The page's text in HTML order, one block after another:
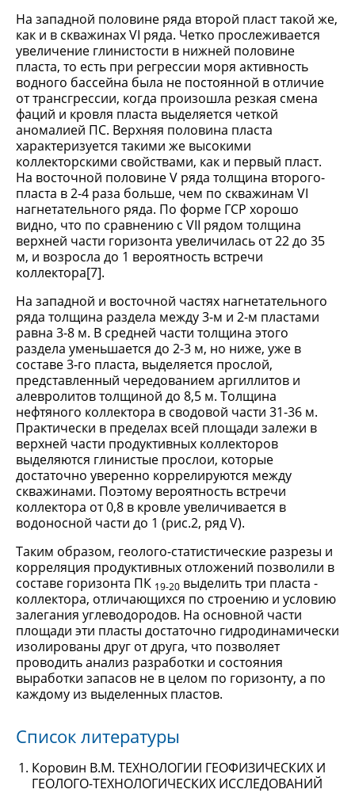
На западной половине ряда второй пласт такой же,
как и в скважинах VI ряда. Четко прослеживается
увеличение глинистости в нижней половине
пласта, то есть при регрессии моря активность
водного бассейна была не постоянной в отличие
от трансгрессии, когда произошла резкая смена
фаций и кровля пласта выделяется четкой
аномалией ПС. Верхняя половина пласта
характеризуется такими же высокими
коллекторскими свойствами, как и первый пласт.
На восточной половине V ряда толщина второго-
пласта в 2-4 раза больше, чем по скважинам VI
нагнетательного ряда. По форме ГСР хорошо
видно, что по сравнению с VII рядом толщина
верхней части горизонта увеличилась от 22 до 35
м, и возросла до 1 вероятность встречи
коллектора[7].
На западной и восточной частях нагнетательного
ряда толщина раздела между 3-м и 2-м пластами
равна 3-8 м. В средней части толщина этого
раздела уменьшается до 2-3 м, но ниже, уже в
составе 3-го пласта, выделяется прослой,
представленный чередованием аргиллитов и
алевролитов толщиной до 8,5 м. Толщина
нефтяного коллектора в сводовой части 31-36 м.
Практически в пределах всей площади залежи в
верхней части продуктивных коллекторов
выделяются глинистые прослои, которые
достаточно уверенно коррелируются между
скважинами. Поэтому вероятность встречи
коллектора от 0,8 в кровле увеличивается в
водоносной части до 1 (рис.2, ряд V).
Таким образом, геолого-статистические разрезы и
корреляция продуктивных отложений позволили в
составе горизонта ПК 19-20 выделить три пласта -
коллектора, отличающихся по строению и условию
залегания углеводородов. На основной части
площади эти пласты достаточно гидродинамически
изолированы друг от друга, что позволяет
проводить анализ разработки и состояния
выработки запасов не в целом по горизонту, а по
каждому из выделенных пластов.
Список литературы
Коровин В.М. ТЕХНОЛОГИИ ГЕОФИЗИЧЕСКИХ И
ГЕОЛОГО-ТЕХНОЛОГИЧЕСКИХ ИССЛЕДОВАНИЙ